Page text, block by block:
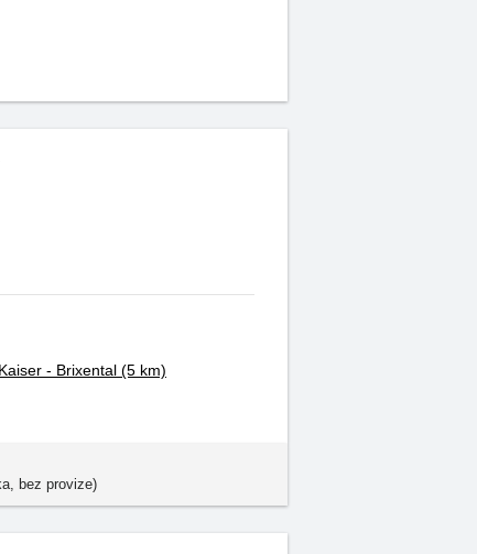
- Brixental (5 km)
bez provize)